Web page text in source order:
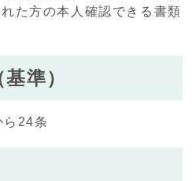
た方の本人確認できる書類
準）
ら24条